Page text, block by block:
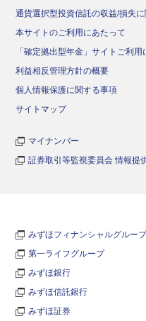
通貨選択型投資信託の収益/損失
本サイトのご利用にあたって
「確定拠出型年金」サイトご利
利益相反管理方針の概要
個人情報保護に関する事項
サイトマップ
マイナンバー
証券取引等監視委員会 情報提
みずほフィナンシャルグルー
第一ライフグループ
みずほ銀行
みずほ信託銀行
みずほ証券